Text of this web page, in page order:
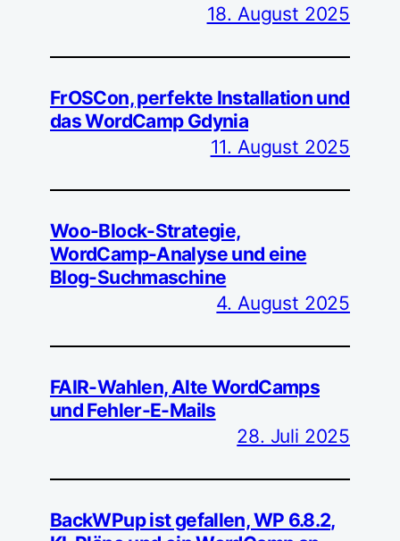
18. August 2025
FrOSCon, perfekte Installation und
das WordCamp Gdynia
11. August 2025
Woo-Block-Strategie,
WordCamp-Analyse und eine
Blog-Suchmaschine
4. August 2025
FAIR-Wahlen, Alte WordCamps
und Fehler-E-Mails
28. Juli 2025
BackWPup ist gefallen, WP 6.8.2,